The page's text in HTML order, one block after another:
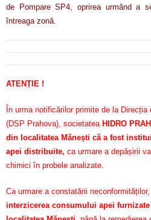
de Pompare SP4, oprirea urmând a
întreaga zonă.
ATENȚIE !
În urma notificărilor primite de la
(DSP Prahova), societatea HIDRO
din localitatea Mănești că a fost
apei distribuite, ca urmare a depășirii
chimici în probele analizate.
Ca urmare a constatării neconformităților,
interzicerea consumului apei furnizate